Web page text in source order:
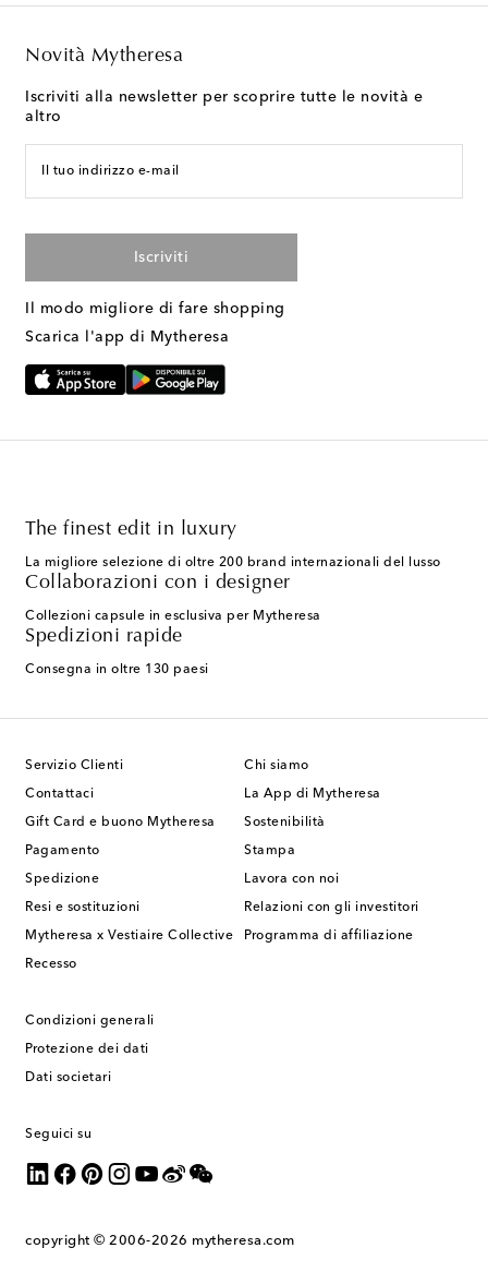
Novità Mytheresa
Iscriviti alla newsletter per scoprire tutte le novità e
altro
Il tuo indirizzo e-mail
Iscriviti
Il modo migliore di fare shopping
Scarica l'app di Mytheresa
The finest edit in luxury
La migliore selezione di oltre 200 brand internazionali del lusso
Collaborazioni con i designer
Collezioni capsule in esclusiva per Mytheresa
Spedizioni rapide
Consegna in oltre 130 paesi
Servizio Clienti
Contattaci
Gift Card e buono Mytheresa
Pagamento
Spedizione
Resi e sostituzioni
Mytheresa x Vestiaire Collective
Recesso
Chi siamo
La App di Mytheresa
Sostenibilità
Stampa
Lavora con noi
Relazioni con gli investitori
Programma di affiliazione
Condizioni generali
Protezione dei dati
Dati societari
Seguici su
copyright © 2006-2026 mytheresa.com